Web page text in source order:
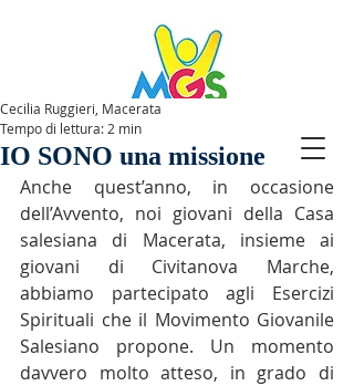
SPAZIOMGS
IO SONO una missione
Cecilia Ruggieri, Macerata
Tempo di lettura: 2 min
Anche quest’anno, in occasione
dell’Avvento, noi giovani della Casa
salesiana di Macerata, insieme ai
giovani di Civitanova Marche,
abbiamo partecipato agli Esercizi
Spirituali che il Movimento Giovanile
Salesiano propone. Un momento
davvero molto atteso, in grado di